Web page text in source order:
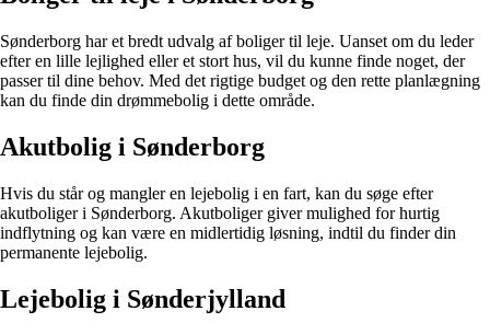
Sønderborg har et bredt udvalg af boliger til leje. Uanset om du leder
efter en lille lejlighed eller et stort hus, vil du kunne finde noget, der
passer til dine behov. Med det rigtige budget og den rette planlægning
kan du finde din drømmebolig i dette område.
Akutbolig i Sønderborg
Hvis du står og mangler en lejebolig i en fart, kan du søge efter
akutboliger i Sønderborg. Akutboliger giver mulighed for hurtig
indflytning og kan være en midlertidig løsning, indtil du finder din
permanente lejebolig.
Lejebolig i Sønderjylland